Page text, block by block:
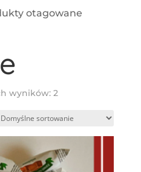
otagowane
wyników: 2